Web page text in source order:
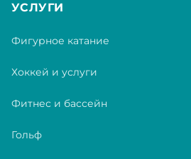
УСЛУГИ
Фигурное катание
Хоккей и услуги
Фитнес и бассейн
Гольф